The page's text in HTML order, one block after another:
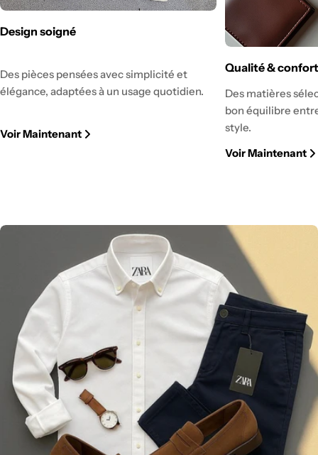
Design soigné
Des pièces pensées avec simplicité et
élégance, adaptées à un usage quotidien.
Voir Maintenant
Qualité & confort
Des matières
bon équilibre
style.
Voir Maintenant